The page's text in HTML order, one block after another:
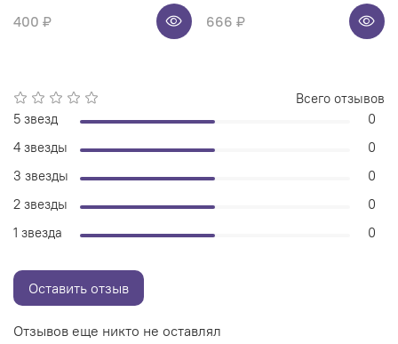
400 ₽
666 ₽
Отзывов еще никто не оставлял
Всего отзывов
5 звезд
0
4 звезды
0
3 звезды
0
2 звезды
0
1 звезда
0
Оставить отзыв